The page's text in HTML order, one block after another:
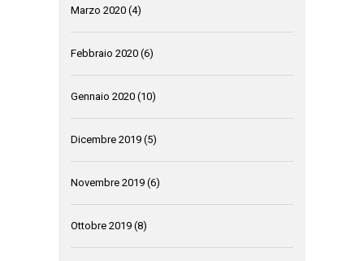
Marzo 2020 (4)
Febbraio 2020 (6)
Gennaio 2020 (10)
Dicembre 2019 (5)
Novembre 2019 (6)
Ottobre 2019 (8)